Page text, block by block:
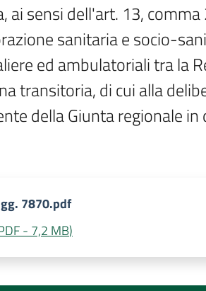
ai sensi dell'art. 13,
sanitaria e socio-
ed ambulatoriali tra la
transitoria, di cui alla
della Giunta regionale
7870.pdf
- 7,2 MB)